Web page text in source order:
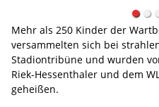
Mehr als 250 Kinder der
versammelten sich bei
Stadiontribüne und wurden
Riek-Hessenthaler und dem
geheißen.